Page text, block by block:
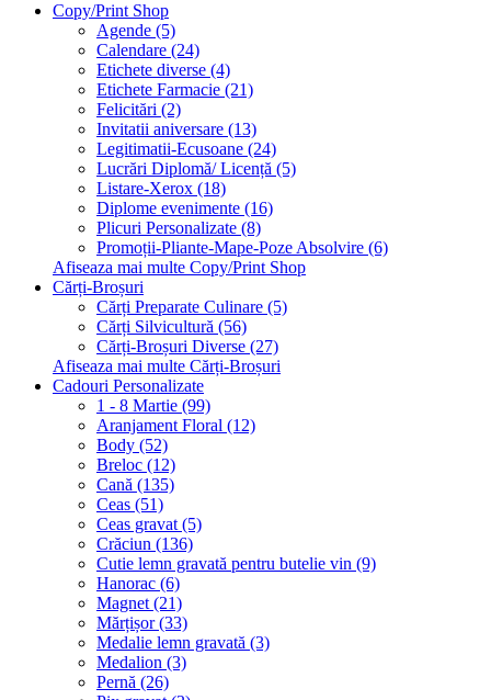
Copy/Print Shop
Agende (5)
Calendare (24)
Etichete diverse (4)
Etichete Farmacie (21)
Felicitări (2)
Invitatii aniversare (13)
Legitimatii-Ecusoane (24)
Lucrări Diplomă/ Licență (5)
Listare-Xerox (18)
Diplome evenimente (16)
Plicuri Personalizate (8)
Promoții-Pliante-Mape-Poze Absolvire (6)
Afiseaza mai multe Copy/Print Shop
Cărți-Broșuri
Cărți Preparate Culinare (5)
Cărți Silvicultură (56)
Cărți-Broșuri Diverse (27)
Afiseaza mai multe Cărți-Broșuri
Cadouri Personalizate
1 - 8 Martie (99)
Aranjament Floral (12)
Body (52)
Breloc (12)
Cană (135)
Ceas (51)
Ceas gravat (5)
Crăciun (136)
Cutie lemn gravată pentru butelie vin (9)
Hanorac (6)
Magnet (21)
Mărțișor (33)
Medalie lemn gravată (3)
Medalion (3)
Pernă (26)